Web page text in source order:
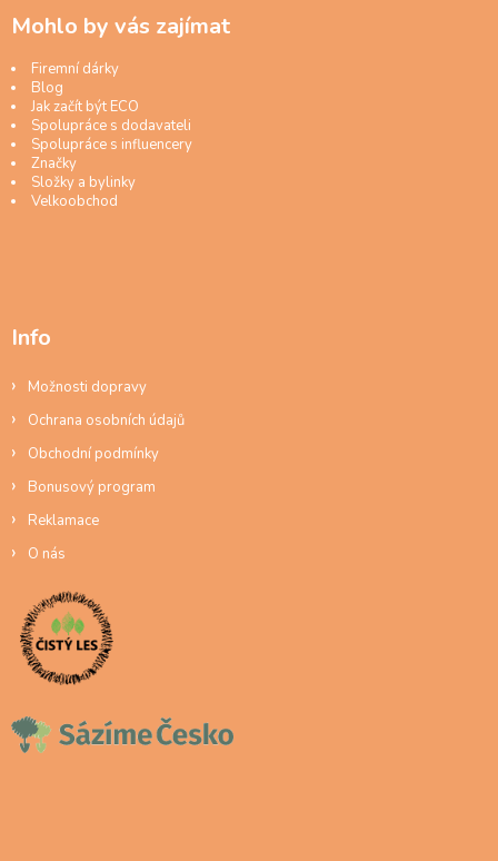
Mohlo by vás zajímat
Firemní dárky
Blog
Jak začít být ECO
Spolupráce s dodavateli
Spolupráce s influencery
Značky
Složky a bylinky
Velkoobchod
Info
Možnosti dopravy
Ochrana osobních údajů
Obchodní podmínky
Bonusový program
Reklamace
O nás